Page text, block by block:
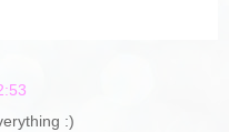
:)